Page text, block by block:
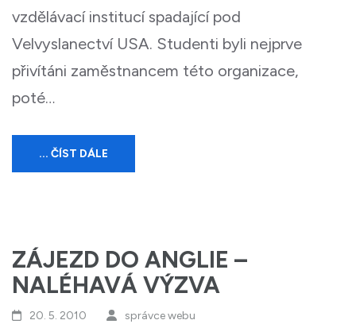
vzdělávací institucí spadající pod
Velvyslanectví USA. Studenti byli nejprve
přivítáni zaměstnancem této organizace,
poté…
... ČÍST DÁLE
ZÁJEZD DO ANGLIE –
NALÉHAVÁ VÝZVA
20. 5. 2010 správce webu